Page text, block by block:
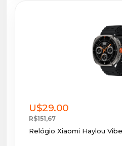
U$29.00
R$151,67
Relógio Xiaomi Haylou